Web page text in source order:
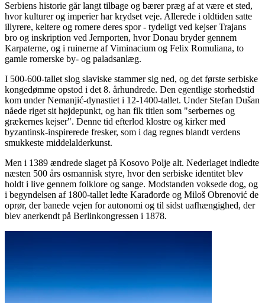
Serbiens historie går langt tilbage og bærer præg af at være et sted,
hvor kulturer og imperier har krydset veje. Allerede i oldtiden satte
illyrere, keltere og romere deres spor - tydeligt ved kejser Trajans
bro og inskription ved Jernporten, hvor Donau bryder gennem
Karpaterne, og i ruinerne af Viminacium og Felix Romuliana, to
gamle romerske by- og paladsanlæg.
I 500-600-tallet slog slaviske stammer sig ned, og det første serbiske
kongedømme opstod i det 8. århundrede. Den egentlige storhedstid
kom under Nemanjić-dynastiet i 12-1400-tallet. Under Stefan Dušan
nåede riget sit højdepunkt, og han fik titlen som "serbernes og
grækernes kejser". Denne tid efterlod klostre og kirker med
byzantinsk-inspirerede fresker, som i dag regnes blandt verdens
smukkeste middelalderkunst.
Men i 1389 ændrede slaget på Kosovo Polje alt. Nederlaget indledte
næsten 500 års osmannisk styre, hvor den serbiske identitet blev
holdt i live gennem folklore og sange. Modstanden voksede dog, og
i begyndelsen af 1800-tallet ledte Karađorđe og Miloš Obrenović de
oprør, der banede vejen for autonomi og til sidst uafhængighed, der
blev anerkendt på Berlinkongressen i 1878.